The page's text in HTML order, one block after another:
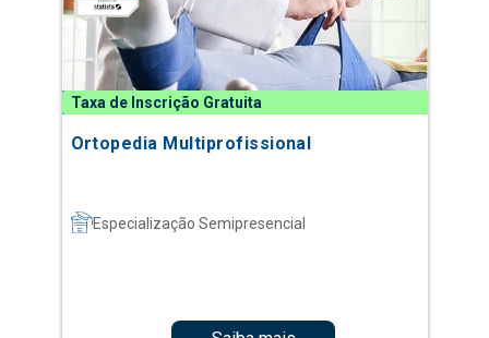
Taxa de Inscrição Gratuita
Ortopedia Multiprofissional
Especialização Semipresencial